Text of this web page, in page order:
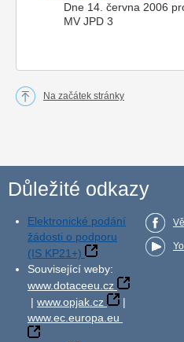
Dne 14. června 2006
MV JPD 3
Na začátek stránky
Důležité odkazy
Elektronické podání
žádosti o podporu
(IS KP21+)
Související weby:
www.dotaceeu.cz
| www.opjak.cz
|
www.ec.europa.eu